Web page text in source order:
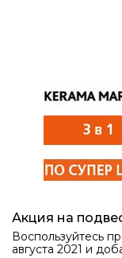
Акция на
Воспользуйтесь
августа 2021 и